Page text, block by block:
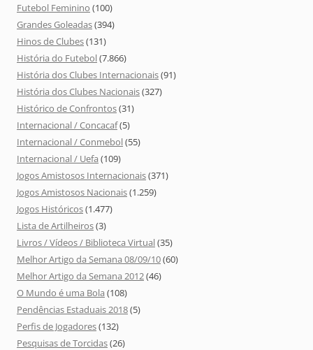
Futebol Feminino (100)
Grandes Goleadas(394)
Hinos de Clubes(131)
História do Futebol(7.866)
História dos Clubes Internacionais(91)
História dos Clubes Nacionais(327)
Histórico de Confrontos(31)
Internacional / Concacaf(5)
Internacional / Conmebol(55)
Internacional / Uefa (109)
Jogos Amistosos Internacionais(371)
Jogos Amistosos Nacionais(1.259)
Jogos Históricos(1.477)
Lista de Artilheiros(3)
Livros / Vídeos / Biblioteca Virtual(35)
Melhor Artigo da Semana 08/09/10(60)
Melhor Artigo da Semana 2012(46)
O Mundo é uma Bola (108)
Pendências Estaduais 2018(5)
Perfis de Jogadores(132)
Pesquisas de Torcidas(26)